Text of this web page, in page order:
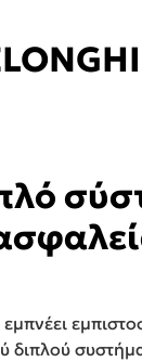
διπλού